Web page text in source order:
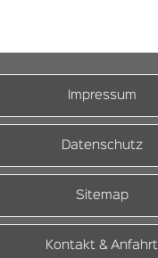
Impressum
Datenschutz
Sitemap
Kontakt & Anfahrt